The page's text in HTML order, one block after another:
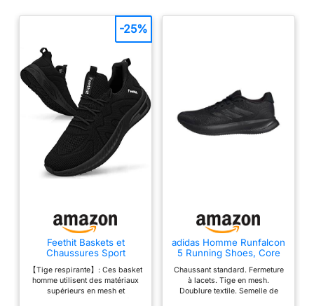
Feethit Baskets et
Chaussures Sport
Homme Basquettes
Tennis Course Noir 41
【Tige respirante】: Ces basket
homme utilisent des matériaux
supérieurs en mesh et
-25%
adidas Homme Runfalcon
5 Running Shoes, Core
Black, 44 EU
Chaussant standard. Fermeture
à lacets. Tige en mesh.
Doublure textile. Semelle de